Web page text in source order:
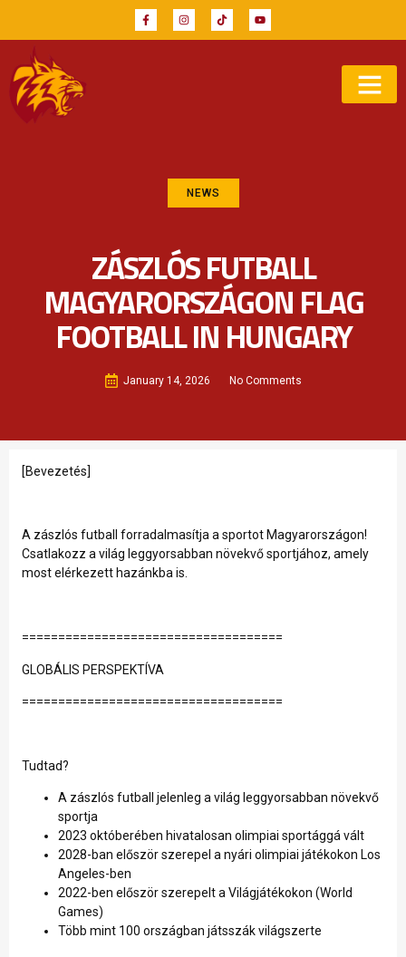
NEWS
ZÁSZLÓS FUTBALL
MAGYARORSZÁGON FLAG
FOOTBALL IN HUNGARY
January 14, 2026 No Comments
[Bevezetés]
A zászlós futball forradalmasítja a sportot Magyarországon!
Csatlakozz a világ leggyorsabban növekvő sportjához, amely
most elérkezett hazánkba is.
====================================
GLOBÁLIS PERSPEKTÍVA
====================================
Tudtad?
A zászlós futball jelenleg a világ leggyorsabban növekvő
sportja
2023 októberében hivatalosan olimpiai sportággá vált
2028-ban először szerepel a nyári olimpiai játékokon Los
Angeles-ben
2022-ben először szerepelt a Világjátékokon (World
Games)
Több mint 100 országban játsszák világszerte